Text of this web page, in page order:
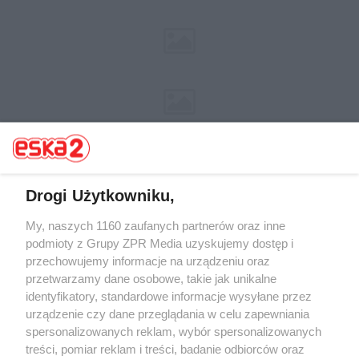
Żaden utwór zamieszczony w serwisie nie może być powielany i
rozpowszechniany lub dalej rozpowszechniany w jakikolwiek sposób (w
tym także elektroniczny lub mechaniczny) na jakimkolwiek polu
eksploatacji w jakiejkolwiek formie, włącznie z umieszczaniem w
Internecie bez pisemnej zgody właściciela praw. Jakiekolwiek użycie lub
wykorzystanie utworów w całości lub w części z naruszeniem prawa,
tzn. bez właściwej zgody, jest zabronione pod groźbą kary i może być
ścigane prawnie.
Drogi Użytkowniku,
My, naszych 1160 zaufanych partnerów oraz inne
podmioty z Grupy ZPR Media uzyskujemy dostęp i
przechowujemy informacje na urządzeniu oraz
przetwarzamy dane osobowe, takie jak unikalne
identyfikatory, standardowe informacje wysyłane przez
urządzenie czy dane przeglądania w celu zapewniania
spersonalizowanych reklam, wybór spersonalizowanych
treści, pomiar reklam i treści, badanie odbiorców oraz